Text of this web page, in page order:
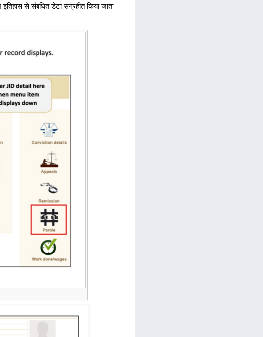
से संबंधित डेटा संग्रहीत किया जाता